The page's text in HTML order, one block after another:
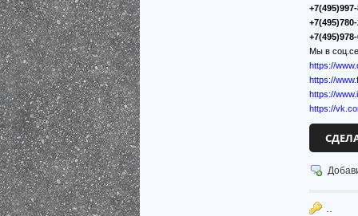
Мы в
https://
https://
https://
https://